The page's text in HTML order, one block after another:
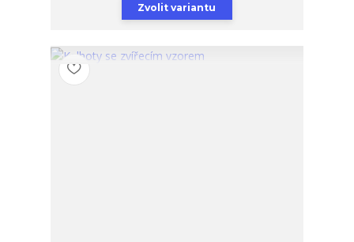
Zvolit variantu